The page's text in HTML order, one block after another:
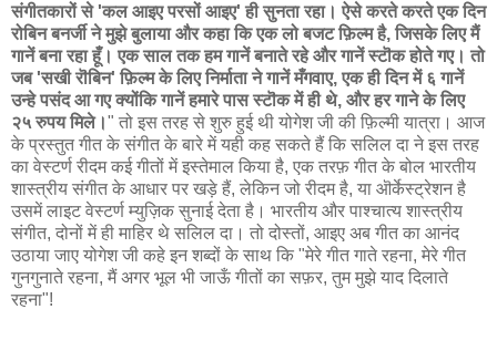
संगीतकारों से 'कल आइए परसों आइए' ही सुनता रहा। ऐसे करते करते एक दिन
रोबिन बनर्जी ने मुझे बुलाया और कहा कि एक लो बजट फ़िल्म है, जिसके लिए मैं
गानें बना रहा हूँ। एक साल तक हम गानें बनाते रहे और गानें स्टॊक होते गए। तो
जब 'सखी रॊबिन' फ़िल्म के लिए निर्माता ने गानें मँगवाए, एक ही दिन में ६ गानें
उन्हे पसंद आ गए क्योंकि गानें हमारे पास स्टॊक में ही थे, और हर गाने के लिए
२५ रुपय मिले।" तो इस तरह से शुरु हुई थी योगेश जी की फ़िल्मी यात्रा। आज
के प्रस्तुत गीत के संगीत के बारे में यही कह सकते हैं कि सलिल दा ने इस तरह
का वेस्टर्ण रीदम कई गीतों में इस्तेमाल किया है, एक तरफ़ गीत के बोल भारतीय
शास्त्रीय संगीत के आधार पर खड़े हैं, लेकिन जो रीदम है, या ऒर्केस्ट्रेशन है
उसमें लाइट वेस्टर्ण म्युज़िक सुनाई देता है। भारतीय और पाश्चात्य शास्त्रीय
संगीत, दोनों में ही माहिर थे सलिल दा। तो दोस्तों, आइए अब गीत का आनंद
उठाया जाए योगेश जी कहे इन शब्दों के साथ कि "मेरे गीत गाते रहना, मेरे गीत
गुनगुनाते रहना, मैं अगर भूल भी जाऊँ गीतों का सफ़र, तुम मुझे याद दिलाते
रहना"!